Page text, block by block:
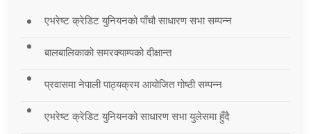
एभरेष्ट क्रेडिट युनियनको पाँचौ साधारण सभा सम्पन्न
बालबालिकाको समरक्याम्पको दीक्षान्त
प्रवासमा नेपाली पाठ्यक्रम आयोजित गोष्ठी सम्पन्न
एभरेष्ट क्रेडिट युनियनको साधारण सभा युलेसमा हुँदै